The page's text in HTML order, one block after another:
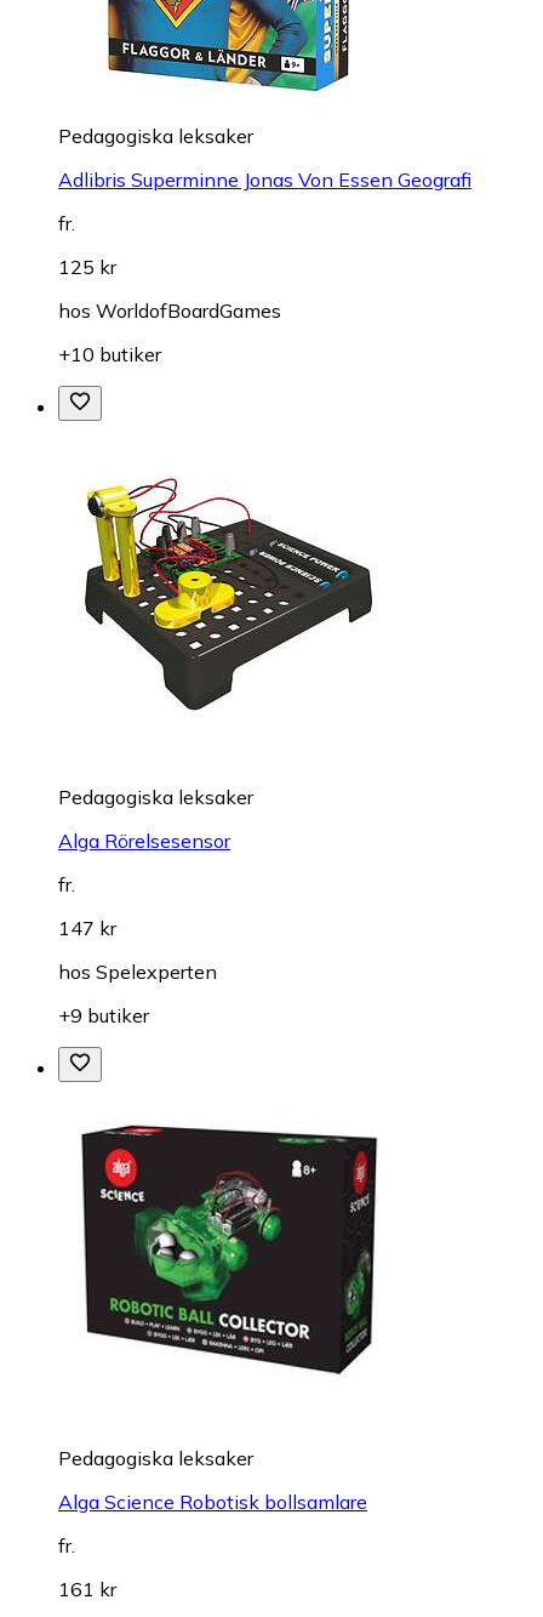
Pedagogiska leksaker
Adlibris Superminne Jonas Von Essen Geografi
fr.
125 kr
hos WorldofBoardGames
+10 butiker
Pedagogiska leksaker
Alga Rörelsesensor
fr.
147 kr
hos Spelexperten
+9 butiker
Pedagogiska leksaker
Alga Science Robotisk bollsamlare
fr.
161 kr